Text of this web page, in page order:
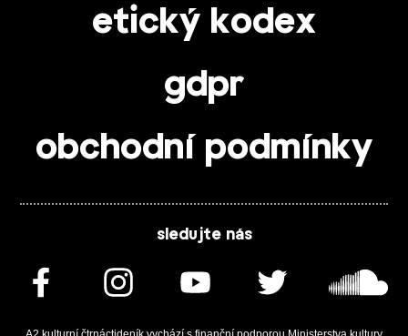
etický kodex
gdpr
obchodní podmínky
sledujte nás